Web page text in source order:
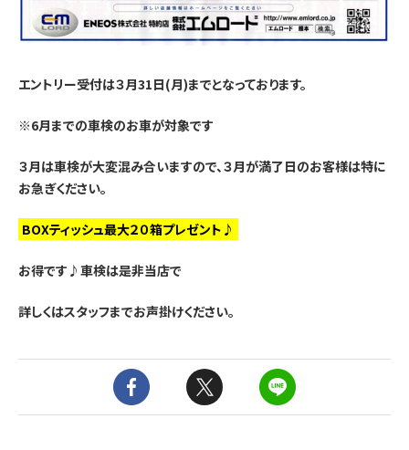
エントリー受付は３月31日(月)までとなっております。
※6月までの車検のお車が対象です
３月は車検が大変混み合いますので、３月が満了日のお客様は特に
お急ぎください。
BOXティッシュ最大２０箱プレゼント♪
お得です♪車検は是非当店で
詳しくはスタッフまでお声掛けください。